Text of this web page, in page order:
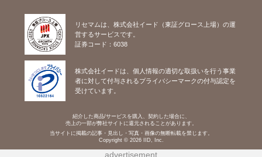
リセマムは、株式会社イード（東証グロース上場）の運
営するサービスです。
証券コード：6038
株式会社イードは、個人情報の適切な取扱いを行う事業
者に対して付与されるプライバシーマークの付与認定を
受けています。
紹介した商品/サービスを購入、契約した場合に、
売上の一部が弊社サイトに還元されることがあります。
当サイトに掲載の記事・見出し・写真・画像の無断転載を禁じます。
Copyright © 2026 IID, Inc.
advertisement